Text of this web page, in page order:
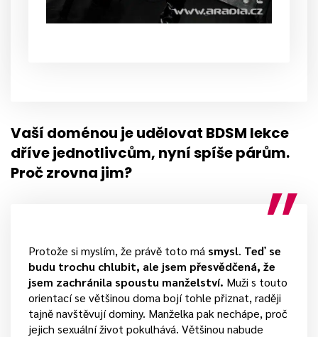
Vaší doménou je udělovat BDSM lekce
dříve jednotlivcům, nyní spíše párům.
Proč zrovna jim?
Protože si myslím, že právě toto má smysl. Teď se
budu trochu chlubit, ale jsem přesvědčená, že
jsem zachránila spoustu manželství. Muži s touto
orientací se většinou doma bojí tohle přiznat, raději
tajně navštěvují dominy. Manželka pak nechápe, proč
jejich sexuální život pokulhává. Většinou nabude